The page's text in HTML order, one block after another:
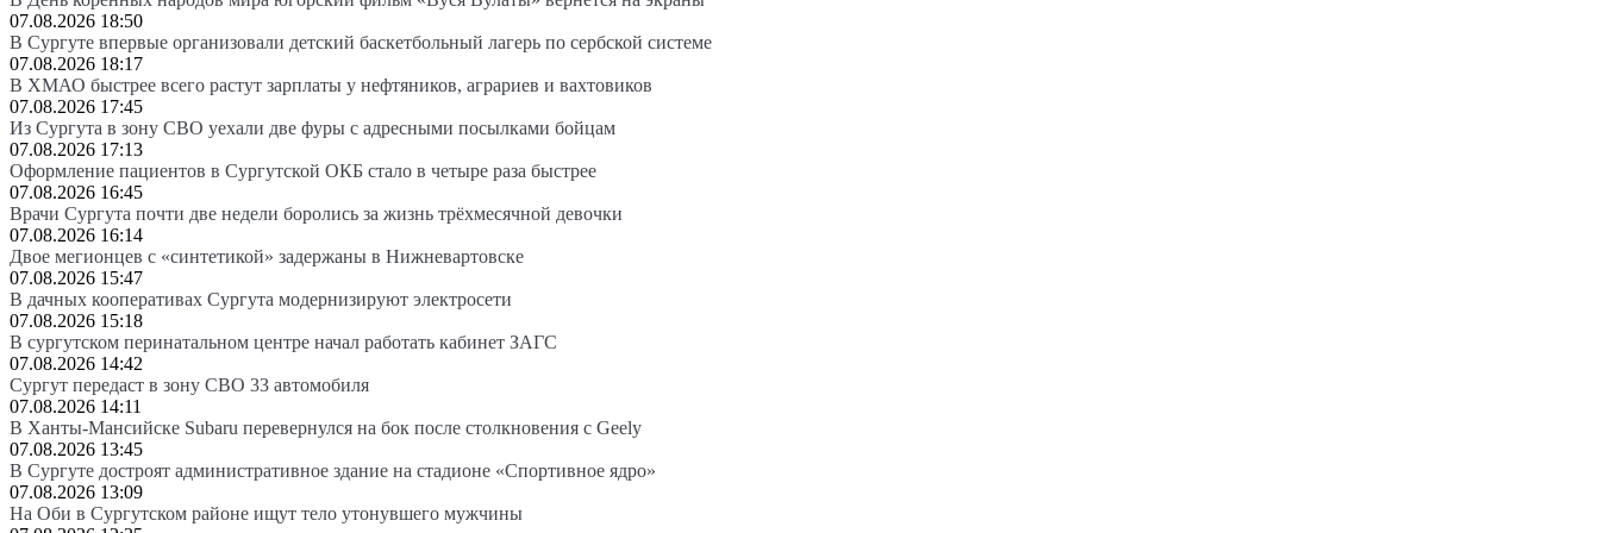
07.08.2026 18:50
В Сургуте впервые организовали детский баскетбольный лагерь по сербской системе
07.08.2026 18:17
В ХМАО быстрее всего растут зарплаты у нефтяников, аграриев и вахтовиков
07.08.2026 17:45
Из Сургута в зону СВО уехали две фуры с адресными посылками бойцам
07.08.2026 17:13
Оформление пациентов в Сургутской ОКБ стало в четыре раза быстрее
07.08.2026 16:45
Врачи Сургута почти две недели боролись за жизнь трёхмесячной девочки
07.08.2026 16:14
Двое мегионцев с «синтетикой» задержаны в Нижневартовске
07.08.2026 15:47
В дачных кооперативах Сургута модернизируют электросети
07.08.2026 15:18
В сургутском перинатальном центре начал работать кабинет ЗАГС
07.08.2026 14:42
Сургут передаст в зону СВО 33 автомобиля
07.08.2026 14:11
В Ханты-Мансийске Subaru перевернулся на бок после столкновения с Geely
07.08.2026 13:45
В Сургуте достроят административное здание на стадионе «Спортивное ядро»
07.08.2026 13:09
На Оби в Сургутском районе ищут тело утонувшего мужчины